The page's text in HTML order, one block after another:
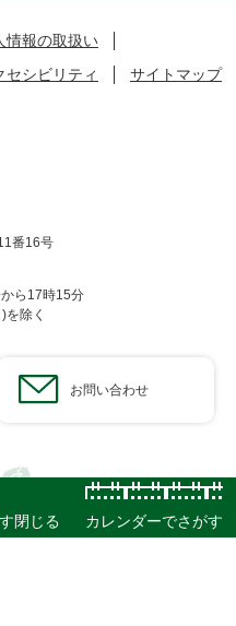
閉じる カレンダーでさがす
情報の取扱い
セシビリティ サイトマップ
番16号
ら17時15分
除く
お問い合わせ